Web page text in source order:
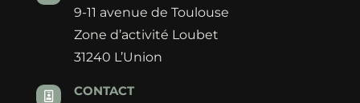
9-11 avenue de Toulouse
Zone d’activité Loubet
31240 L’Union

CONTACT